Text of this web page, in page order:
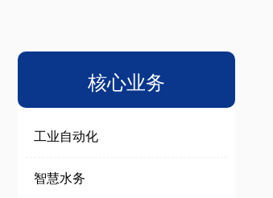
核心业务
工业自动化
智慧水务